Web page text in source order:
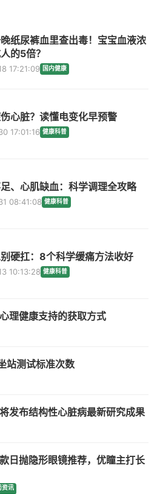
纸尿裤血里查出毒！宝宝血液浓
的5倍？
17:21:09 国内健康
心脏？读懂电变化早预警
17:01:16 健康科普
、心肌缺血：科学调理全攻略
08:41:08 健康科普
硬扛：8个科学缓痛方法收好
10:13:28 健康科普
理健康支持的获取方式
站测试标准次数
发布结构性心脏病最新研究成果
日抛隐形眼镜推荐，优瞳主打长
资讯